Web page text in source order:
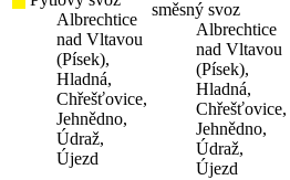
Albrechtice
nad Vltavou
(Písek),
Hladná,
Chřešťovice,
Jehnědno,
Údraž,
Újezd
směsný svoz
Albrechtice
nad Vltavou
(Písek),
Hladná,
Chřešťovice,
Jehnědno,
Údraž,
Újezd